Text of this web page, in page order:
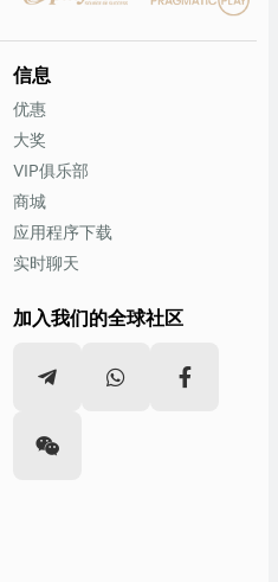
信息
优惠
大奖
VIP俱乐部
商城
应用程序下载
实时聊天
加入我们的全球社区